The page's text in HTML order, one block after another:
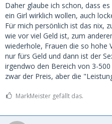
Daher glaube ich schon, dass
ein Girl wirklich wollen, auch
Für mich persönlich ist das nix,
wie vor viel Geld ist, zum
wiederhole, Frauen die so hohe
nur fürs Geld und dann ist der
irgendwo den Bereich von 3-
zwar der Preis, aber die
MarkMeister gefällt das.